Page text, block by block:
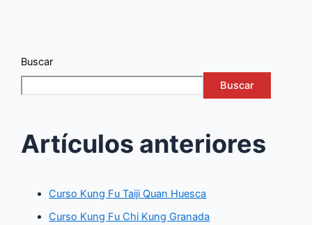
Buscar
Buscar
Artículos anteriores
Curso Kung Fu Taiji Quan Huesca
Curso Kung Fu Chi Kung Granada